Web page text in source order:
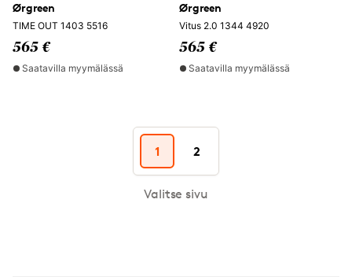
Ørgreen
TIME OUT 1403 5516
565 €
Saatavilla myymälässä
Ørgreen
Vitus 2.0 1344 4920
565 €
Saatavilla myymälässä
1 2
Valitse sivu